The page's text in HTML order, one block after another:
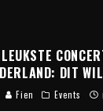
DIT
Fien Events